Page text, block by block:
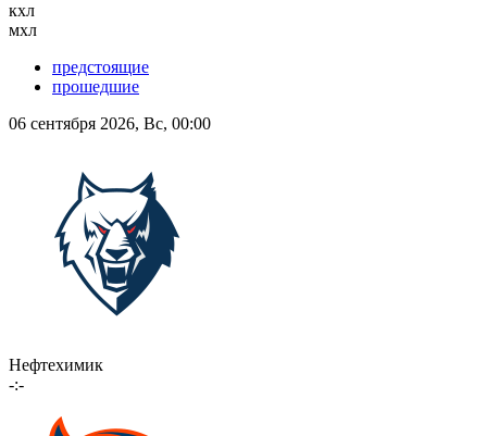
кхл
мхл
предстоящие
прошедшие
06 сентября 2026, Вс, 00:00
Нефтехимик
-:-